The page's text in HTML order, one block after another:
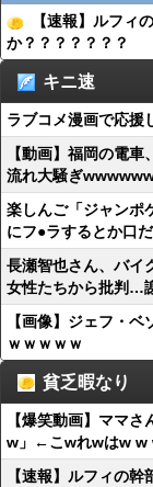
【速報】ルフィ
か？？？？？？？
キニ速
ラブコメ漫画で応援
【動画】福岡の電
流れ大騒ぎ
楽しんご「ジャンポ
にフ●ラするとか口
長瀬智也さん、バイ
女性たちから批判…
【画像】ジェフ・
ｗｗｗｗｗ
貧乏暇なり
【爆笑動画】ママ
w」←こwれwはw w
【速報】ルフィの